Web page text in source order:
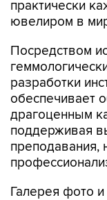
практически
ювелиром в
Посредством
разработки
обеспечивает
драгоценным
поддерживая
преподавания,
Галерея фото